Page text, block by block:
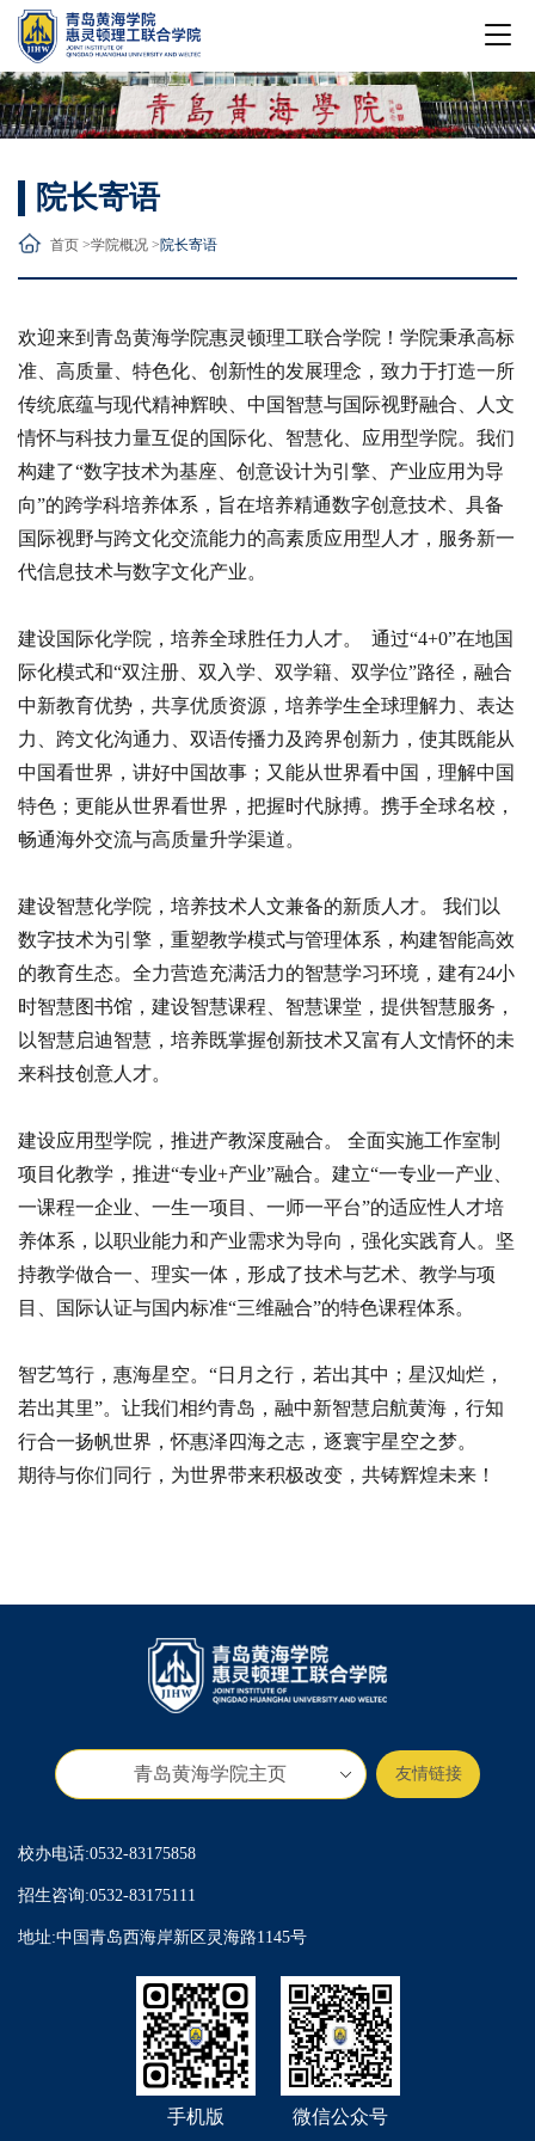
院长寄语
首页 >学院概况 >院长寄语
欢迎来到青岛黄海学院惠灵顿理工联合学院！学院秉承高标
准、高质量、特色化、创新性的发展理念，致力于打造一所
传统底蕴与现代精神辉映、中国智慧与国际视野融合、人文
情怀与科技力量互促的国际化、智慧化、应用型学院。我们
构建了“数字技术为基座、创意设计为引擎、产业应用为导
向”的跨学科培养体系，旨在培养精通数字创意技术、具备
国际视野与跨文化交流能力的高素质应用型人才，服务新一
代信息技术与数字文化产业。
建设国际化学院，培养全球胜任力人才。 通过“4+0”在地国
际化模式和“双注册、双入学、双学籍、双学位”路径，融合
中新教育优势，共享优质资源，培养学生全球理解力、表达
力、跨文化沟通力、双语传播力及跨界创新力，使其既能从
中国看世界，讲好中国故事；又能从世界看中国，理解中国
特色；更能从世界看世界，把握时代脉搏。携手全球名校，
畅通海外交流与高质量升学渠道。
建设智慧化学院，培养技术人文兼备的新质人才。 我们以
数字技术为引擎，重塑教学模式与管理体系，构建智能高效
的教育生态。全力营造充满活力的智慧学习环境，建有24小
时智慧图书馆，建设智慧课程、智慧课堂，提供智慧服务，
以智慧启迪智慧，培养既掌握创新技术又富有人文情怀的未
来科技创意人才。
建设应用型学院，推进产教深度融合。 全面实施工作室制
项目化教学，推进“专业+产业”融合。建立“一专业一产业、
一课程一企业、一生一项目、一师一平台”的适应性人才培
养体系，以职业能力和产业需求为导向，强化实践育人。坚
持教学做合一、理实一体，形成了技术与艺术、教学与项
目、国际认证与国内标准“三维融合”的特色课程体系。
智艺笃行，惠海星空。“日月之行，若出其中；星汉灿烂，
若出其里”。让我们相约青岛，融中新智慧启航黄海，行知
行合一扬帆世界，怀惠泽四海之志，逐寰宇星空之梦。
期待与你们同行，为世界带来积极改变，共铸辉煌未来！
青岛黄海学院主页 友情链接
校办电话:0532-83175858
招生咨询:0532-83175111
地址:中国青岛西海岸新区灵海路1145号
手机版 微信公众号